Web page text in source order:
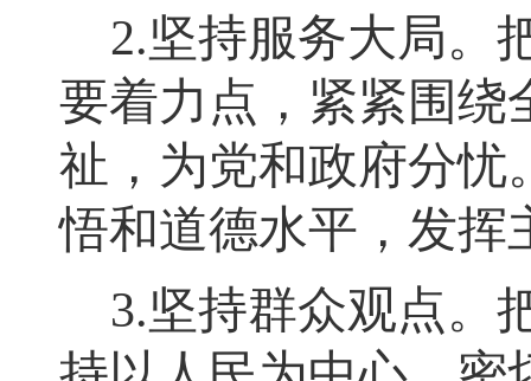
2.坚持服务大局。
要着力点，紧紧围绕
祉，为党和政府分忧
悟和道德水平，发挥
3.坚持群众观点。